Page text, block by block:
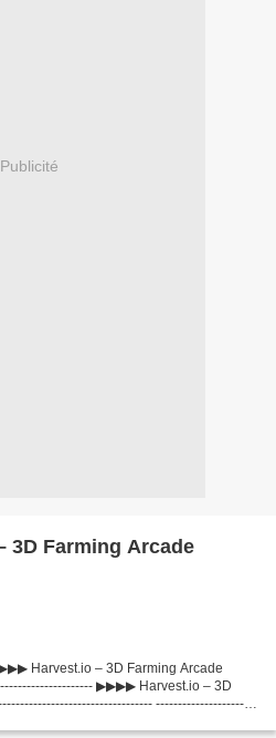
Publicité
3D Farming Arcade
Harvest.io – 3D Farming Arcade
▶▶▶▶ Harvest.io – 3D
-----------------------